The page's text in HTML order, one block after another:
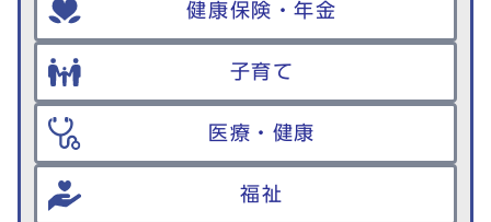
健康保険・年金
子育て
医療・健康
福祉